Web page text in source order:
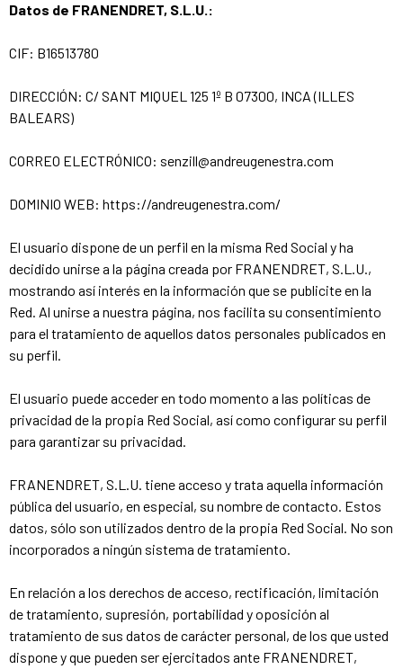
Datos de FRANENDRET, S.L.U.:
CIF: B16513780
DIRECCIÓN: C/ SANT MIQUEL 125 1º B 07300, INCA (ILLES
BALEARS)
CORREO ELECTRÓNICO: senzill@andreugenestra.com
DOMINIO WEB: https://andreugenestra.com/
El usuario dispone de un perfil en la misma Red Social y ha
decidido unirse a la página creada por FRANENDRET, S.L.U.,
mostrando así interés en la información que se publicite en la
Red. Al unirse a nuestra página, nos facilita su consentimiento
para el tratamiento de aquellos datos personales publicados en
su perfil.
El usuario puede acceder en todo momento a las políticas de
privacidad de la propia Red Social, así como configurar su perfil
para garantizar su privacidad.
FRANENDRET, S.L.U. tiene acceso y trata aquella información
pública del usuario, en especial, su nombre de contacto. Estos
datos, sólo son utilizados dentro de la propia Red Social. No son
incorporados a ningún sistema de tratamiento.
En relación a los derechos de acceso, rectificación, limitación
de tratamiento, supresión, portabilidad y oposición al
tratamiento de sus datos de carácter personal, de los que usted
dispone y que pueden ser ejercitados ante FRANENDRET,